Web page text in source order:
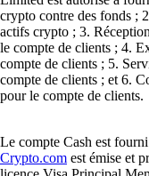
crypto contre des fonds ;
actifs crypto ; 3.
le compte de clients ; 4.
compte de clients ; 5.
compte de clients ; et 6.
pour le compte de clients.
Le compte Cash est
Crypto.com est émise et